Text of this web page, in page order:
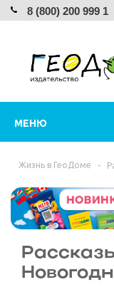
8 (800) 200 999 1
МЕНЮ
Жизнь в ГеоДоме -